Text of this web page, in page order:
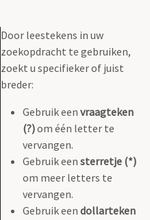
Door leestekens in uw
zoekopdracht te gebruiken,
zoekt u specifieker of juist
breder:
Gebruik een vraagteken
(?)om één letter te
vervangen.
Gebruik een sterretje (*)
om meer letters te
vervangen.
Gebruik een dollarteken